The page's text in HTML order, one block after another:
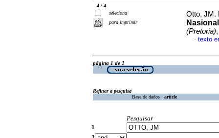
4 / 4
seleciona
para imprimir
Otto, JM.
(Pretoria)
· texto
página 1 de 1
Refinar a pesquisa
Base de dados : article
Pesquisar
1